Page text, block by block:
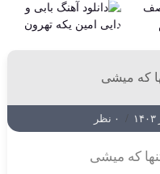
که میشی
/ ۰ نظر
که میشی